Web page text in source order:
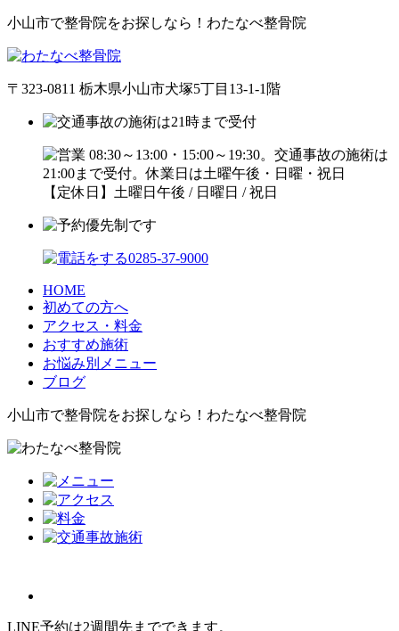
小山市で整骨院をお探しなら！わたなべ整骨院
〒323-0811 栃木県小山市犬塚5丁目13-1-1階
【定休日】土曜日午後 / 日曜日 / 祝日
HOME
初めての方へ
アクセス・料金
おすすめ施術
お悩み別メニュー
ブログ
小山市で整骨院をお探しなら！わたなべ整骨院
LINE予約は2週間先までできます。